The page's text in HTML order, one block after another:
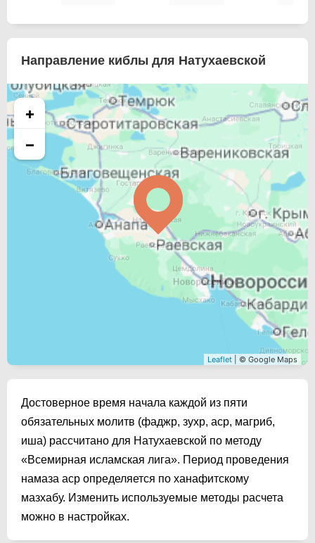
Направление киблы для Натухаевской
+
−
Leaflet | © Google Maps
Достоверное время начала каждой из пяти
обязательных молитв (фаджр, зухр, аср, магриб,
иша) рассчитано для Натухаевской по методу
«Всемирная исламская лига». Период проведения
намаза аср определяется по ханафитскому
мазхабу. Изменить используемые методы расчета
можно в настройках.